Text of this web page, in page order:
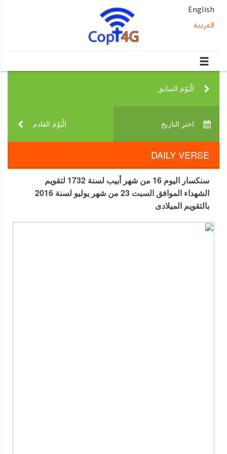
English
العربية
الْيَوْمَ السابق‎
الْيَوْمَ القادم‎ اختر التاريخ‎
DAILY VERSE
سنكسار اليوم 16 من شهر أبيب لسنة 1732 لتقويم
الشهداء الموافق السبت 23 من شهر يوليو لسنة 2016
بالتقويم الميلادى